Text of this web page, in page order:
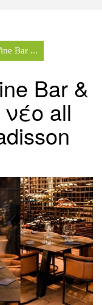
Bar ...
Bar &
all